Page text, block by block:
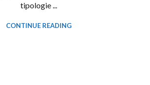
tipologie ...
CONTINUE READING